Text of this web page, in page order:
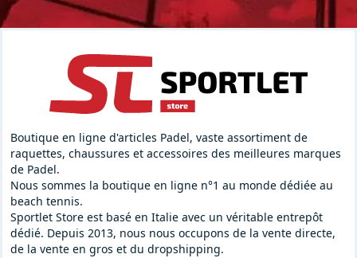
Boutique en ligne d'articles Padel, vaste assortiment de
raquettes, chaussures et accessoires des meilleures marques
de Padel.
Nous sommes la boutique en ligne n°1 au monde dédiée au
beach tennis.
Sportlet Store est basé en Italie avec un véritable entrepôt
dédié. Depuis 2013, nous nous occupons de la vente directe,
de la vente en gros et du dropshipping.